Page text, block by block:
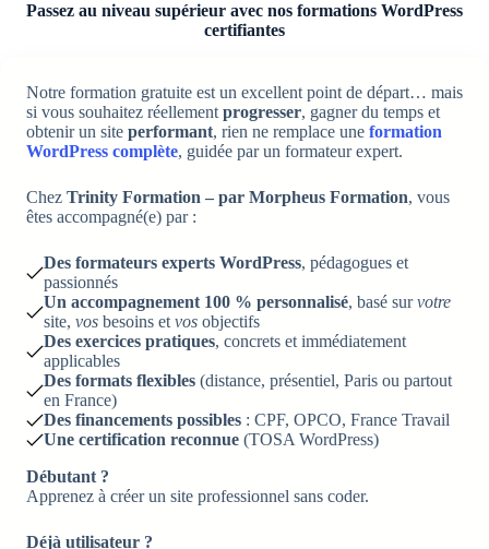
Passez au niveau supérieur avec nos formations WordPress
certifiantes
Notre formation gratuite est un excellent point de départ… mais
si vous souhaitez réellement progresser, gagner du temps et
obtenir un site performant, rien ne remplace une formation
WordPress complète, guidée par un formateur expert.
Chez Trinity Formation – par Morpheus Formation, vous
êtes accompagné(e) par :
Des formateurs experts WordPress, pédagogues et
passionnés
Un accompagnement 100 % personnalisé, basé survotre
site, vos besoins et vos objectifs
Des exercices pratiques, concrets et immédiatement
applicables
Des formats flexibles (distance, présentiel, Paris ou partout
en France)
Des financements possibles : CPF, OPCO, France Travail
Une certification reconnue (TOSA WordPress)
Débutant ?
Apprenez à créer un site professionnel sans coder.
Déjà utilisateur ?